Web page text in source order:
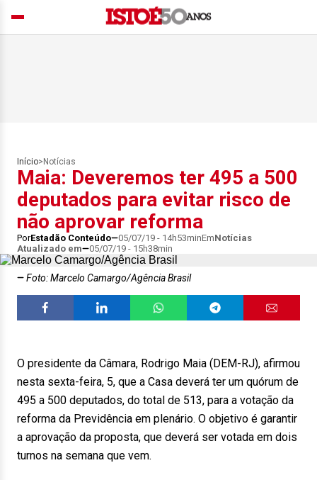
Início> Notícias
Maia: Deveremos ter 495 a 500
deputados para evitar risco de
não aprovar reforma
PorEstadão Conteúdo 05/07/19 - 14h53minEmNotícias
Atualizado em
05/07/19 - 15h38min
Foto: Marcelo Camargo/Agência Brasil
O presidente da Câmara, Rodrigo Maia (DEM-RJ), afirmou
nesta sexta-feira, 5, que a Casa deverá ter um quórum de
495 a 500 deputados, do total de 513, para a votação da
reforma da Previdência em plenário. O objetivo é garantir
a aprovação da proposta, que deverá ser votada em dois
turnos na semana que vem.